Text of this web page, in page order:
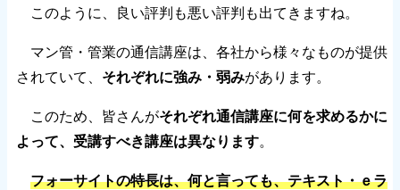
このように、良い評判も悪い評判も出てきますね。
マン管・管業の通信講座は、各社から様々なものが提供
されていて、 それぞれに強み・弱みがあります。
このため、皆さんがそれぞれ通信講座に何を求めるかに
よって、受講すべき講座は異なります。
フォーサイトの特長は、何と言っても、テキスト・ｅラ